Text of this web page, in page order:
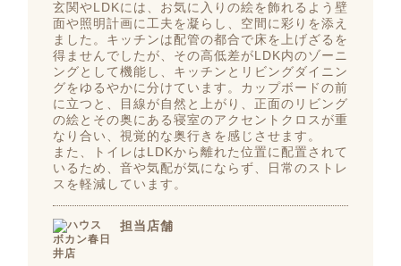
玄関やLDKには、お気に入りの絵を飾れるよう壁
面や照明計画に工夫を凝らし、空間に彩りを添え
ました。キッチンは配管の都合で床を上げざるを
得ませんでしたが、その高低差がLDK内のゾーニ
ングとして機能し、キッチンとリビングダイニン
グをゆるやかに分けています。カップボードの前
に立つと、目線が自然と上がり、正面のリビング
の絵とその奥にある寝室のアクセントクロスが重
なり合い、視覚的な奥行きを感じさせます。
また、トイレはLDKから離れた位置に配置されて
いるため、音や気配が気にならず、日常のストレ
スを軽減しています。
担当店舗